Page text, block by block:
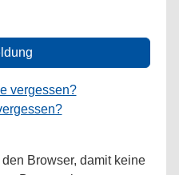
vergessen?
Browser, damit keine